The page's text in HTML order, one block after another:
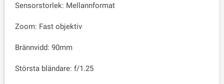
Sensorstorlek: Mellannformat
Zoom: Fast objektiv
Brännvidd: 90mm
Största bländare: f/1.25